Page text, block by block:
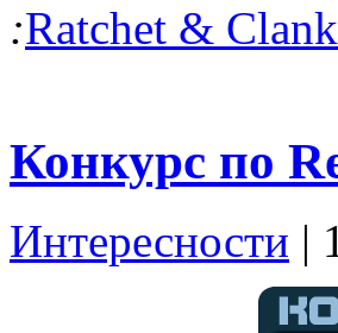
:Ratchet &
Конкурс по
Интересности |